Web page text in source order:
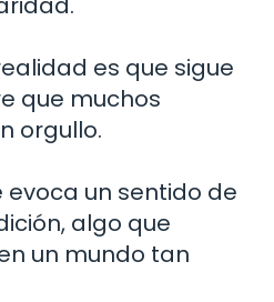
es que sigue
que muchos
orgullo.
evoca un sentido de
algo que
un mundo tan